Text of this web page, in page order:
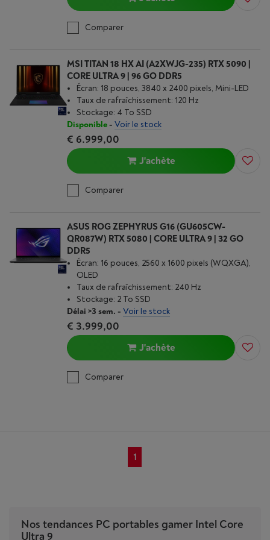
Comparer
MSI TITAN 18 HX AI (A2XWJG-235) RTX 5090 |
CORE ULTRA 9 | 96 GO DDR5
Écran: 18 pouces, 3840 x 2400 pixels, Mini-LED
Taux de rafraîchissement: 120 Hz
Stockage: 4 To SSD
Disponible- Voir le stock
€ 6.999,00
J'achète
Comparer
ASUS ROG ZEPHYRUS G16 (GU605CW-
QR087W) RTX 5080 | CORE ULTRA 9 | 32 GO
DDR5
Écran: 16 pouces, 2560 x 1600 pixels (WQXGA),
OLED
Taux de rafraîchissement: 240 Hz
Stockage: 2 To SSD
Délai >3 sem. - Voir le stock
€ 3.999,00
J'achète
Comparer
1
Nos tendances PC portables gamer Intel Core
Ultra 9